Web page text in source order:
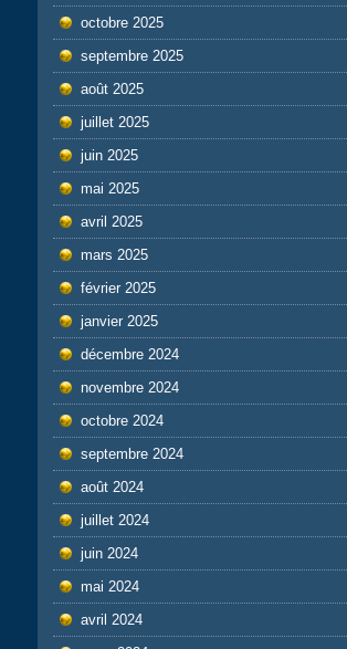
octobre 2025
septembre 2025
août 2025
juillet 2025
juin 2025
mai 2025
avril 2025
mars 2025
février 2025
janvier 2025
décembre 2024
novembre 2024
octobre 2024
septembre 2024
août 2024
juillet 2024
juin 2024
mai 2024
avril 2024